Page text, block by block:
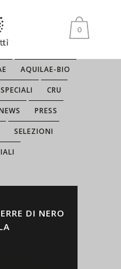
0
AQUILAE-BIO
CRU
PRESS
SELEZIONI
DI NERO